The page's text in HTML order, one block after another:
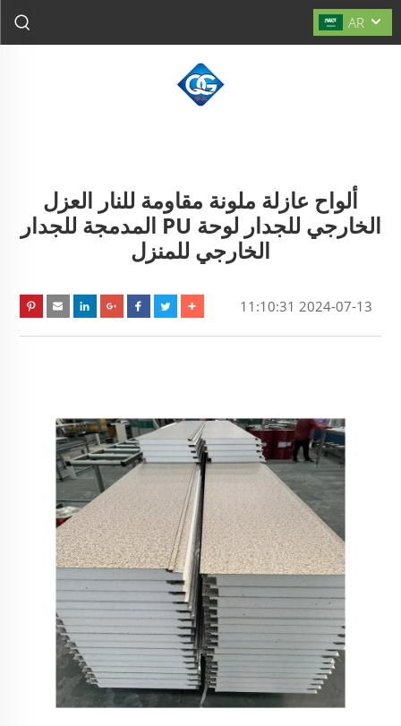
AR
ألواح عازلة ملونة مقاومة للنار العزل
الخارجي للجدار لوحة PU المدمجة للجدار
الخارجي للمنزل
2024-07-13 11:10:31